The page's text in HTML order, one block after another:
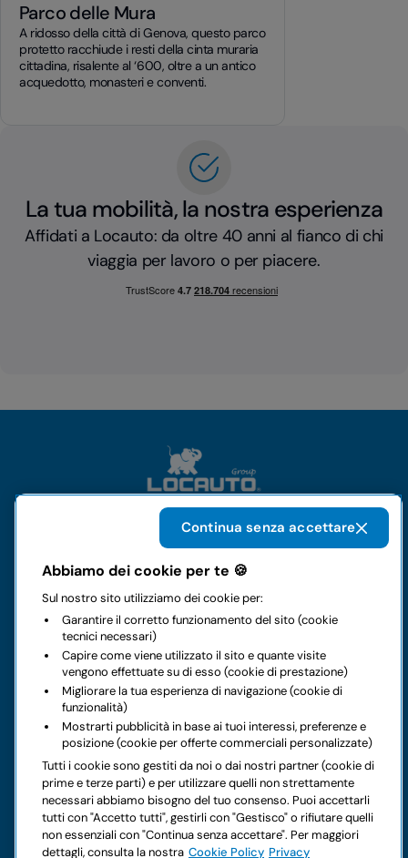
Parco delle Mura
A ridosso della città di Genova, questo parco
protetto racchiude i resti della cinta muraria
cittadina, risalente al ‘600, oltre a un antico
acquedotto, monasteri e conventi.
La tua mobilità, la nostra esperienza
Affidati a Locauto: da oltre 40 anni al fianco di chi
viaggia per lavoro o per piacere.
Noleggi
Business
Contatti
Note legali
Hai dei dubbi sul tuo prossimo noleggio?
Abbiamo dei cookie per te 🍪
Sul nostro sito utilizziamo dei cookie per:
Garantire il corretto funzionamento del sito (cookie
tecnici necessari)
Capire come viene utilizzato il sito e quante visite
vengono effettuate su di esso (cookie di prestazione)
Migliorare la tua esperienza di navigazione (cookie di
funzionalità)
Mostrarti pubblicità in base ai tuoi interessi, preferenze e
posizione (cookie per offerte commerciali personalizzate)
Tutti i cookie sono gestiti da noi o dai nostri partner (cookie di
prime e terze parti) e per utilizzare quelli non strettamente
necessari abbiamo bisogno del tuo consenso. Puoi accettarli
tutti con "Accetto tutti", gestirli con "Gestisco" o rifiutare quelli
non essenziali con "Continua senza accettare". Per maggiori
dettagli, consulta la nostra Cookie Policy Privacy
Continua senza accettare